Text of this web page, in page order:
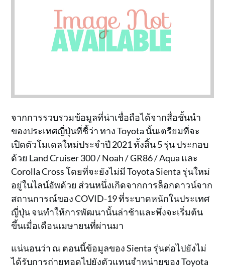
จากการรวบรวมข้อมูลที่น่าเชื่อถือได้จากสื่อชั้นนำ
ของประเทศญี่ปุ่นที่ชี้ว่า ทาง Toyota นั้นเตรียมที่จะ
เปิดตัวโมเดลใหม่ประจำปี 2021 ทั้งสิ้น 5 รุ่น ประกอบ
ด้วย Land Cruiser 300 / Noah / GR86 / Aqua และ
Corolla Cross โดยที่จะยังไม่มี Toyota Sienta รุ่นใหม่
อยู่ในไลน์อัพด้วย ส่วนหนึ่งเกิดจากการล็อกดาวน์จาก
สถานการณ์ของ COVID-19 ที่ระบาดหนักในประเทศ
ญี่ปุ่น จนทำให้การพัฒนานั้นล่าช้าและพึ่งจะเริ่มต้น
ขึ้นเมื่อเดือนเมษายนที่ผ่านมา
แน่นอนว่า ณ ตอนนี้ข้อมูลของ Sienta รุ่นต่อไปยังไม่
ได้รับการถ่ายทอดไปยังตัวแทนจำหน่ายของ Toyota